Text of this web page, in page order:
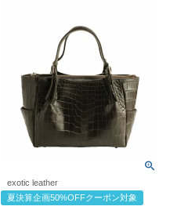
exotic leather
夏決算企画50%OFFクーポン対象